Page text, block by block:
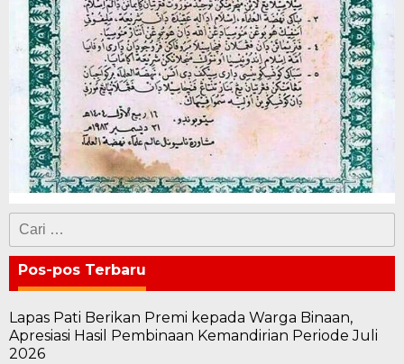
Cari
untuk:
Pos-pos Terbaru
Lapas Pati Berikan Premi kepada Warga Binaan,
Apresiasi Hasil Pembinaan Kemandirian Periode Juli
2026